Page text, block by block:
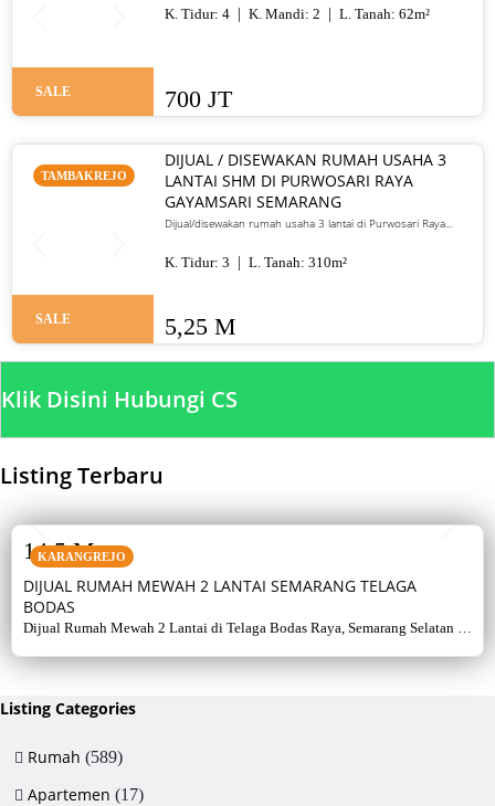
SALE
K. Tidur: 4 K. Mandi: 2 L. Tanah: 62m²
700 JT
TAMBAKREJO
SALE
DIJUAL / DISEWAKAN RUMAH USAHA 3
LANTAI SHM DI PURWOSARI RAYA
GAYAMSARI SEMARANG
Dijual/disewakan rumah usaha 3 lantai di Purwosari Raya
utama. Jual 5,25 M / sewa 135 juta per tahun.
K. Tidur: 3 L. Tanah: 310m²
5,25 M
Klik Disini Hubungi CS
Listing Terbaru
KARANGREJO
DIJUAL RUMAH MEWAH 2 LANTAI SEMARANG TELAGA
BODAS
Dijual Rumah Mewah 2 Lantai di Telaga Bodas Raya, Semarang Selatan –
listrik 5500 watt, air artetis. Lingkungan asri & strategis.
14,5 M
Listing Categories
Rumah (589)
Apartemen (17)